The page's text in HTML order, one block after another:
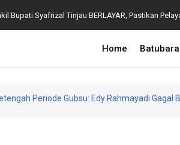
Bupati Syafrizal Tinjau BERLAYAR, Pastikan
Home Batubara
Periode Gubsu: Edy Rahmayadi